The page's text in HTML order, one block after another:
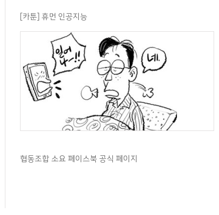
[카툰] 휴먼 인공지능
협동조합 소요 페이스북 공식 페이지